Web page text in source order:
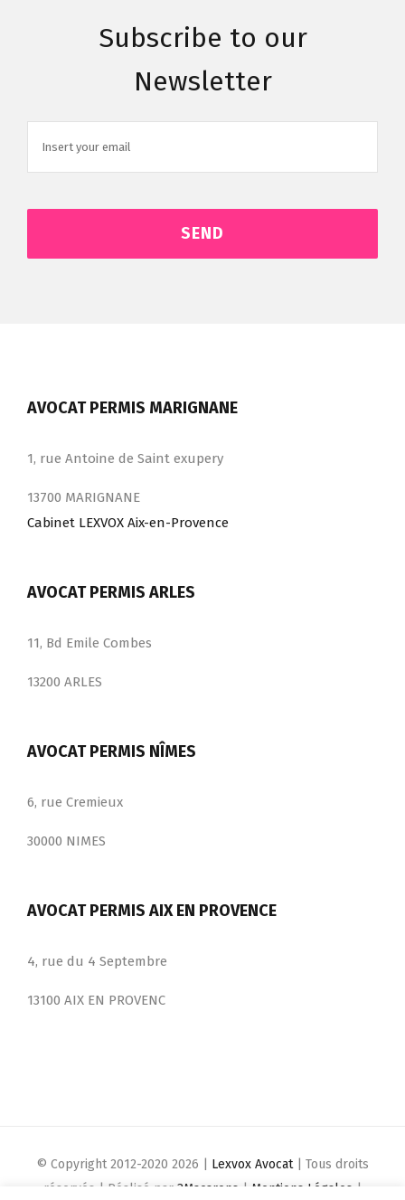
Subscribe to our
Newsletter
AVOCAT PERMIS MARIGNANE
1, rue Antoine de Saint exupery
13700 MARIGNANE
Cabinet LEXVOX Aix-en-Provence
AVOCAT PERMIS ARLES
11, Bd Emile Combes
13200 ARLES
AVOCAT PERMIS NÎMES
6, rue Cremieux
30000 NIMES
AVOCAT PERMIS AIX EN PROVENCE
4, rue du 4 Septembre
13100 AIX EN PROVENC
© Copyright 2012-2020 2026 | Lexvox Avocat| Tous droits
réservés | Réalisé par 3Macarons | Mentions Légales |